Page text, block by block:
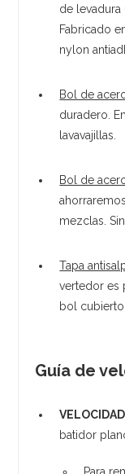
de levadura
Fabricado
nylon
Bol de
duradero.
lavavajillas.
Bol de
mezclas.
Tapa
vertedor es
bol
Guía de
batidor